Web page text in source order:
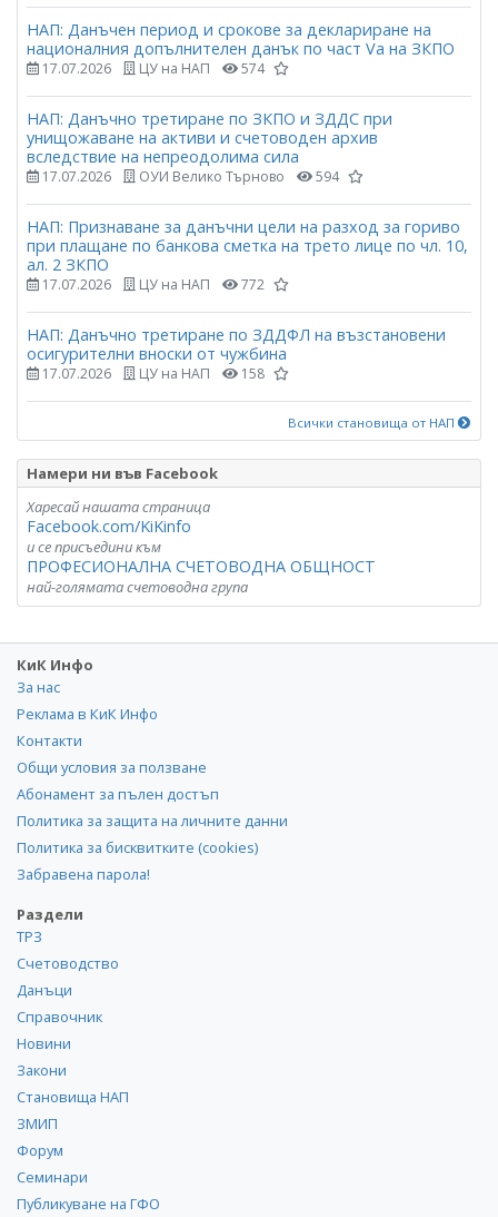
НАП: Данъчен период и срокове за деклариране на
националния допълнителен данък по част Vа на ЗКПО
17.07.2026 ЦУ на НАП 574
НАП: Данъчно третиране по ЗКПО и ЗДДС при
унищожаване на активи и счетоводен архив
вследствие на непреодолима сила
17.07.2026 ОУИ Велико Търново 594
НАП: Признаване за данъчни цели на разход за гориво
при плащане по банкова сметка на трето лице по чл. 10,
ал. 2 ЗКПО
17.07.2026 ЦУ на НАП 772
НАП: Данъчно третиране по ЗДДФЛ на възстановени
осигурителни вноски от чужбина
17.07.2026 ЦУ на НАП 158
Всички становища от НАП
Намери ни във Facebook
Харесай нашата страница
Facebook.com/KiKinfo
и се присъедини към
ПРОФЕСИОНАЛНА СЧЕТОВОДНА ОБЩНОСТ
най-голямата счетоводна група
КиК Инфо
За нас
Реклама в КиК Инфо
Контакти
Общи условия за ползване
Абонамент за пълен достъп
Политика за защита на личните данни
Политика за бисквитките (cookies)
Забравена парола!
Раздели
ТРЗ
Счетоводство
Данъци
Справочник
Новини
Закони
Становища НАП
ЗМИП
Форум
Семинари
Публикуване на ГФО